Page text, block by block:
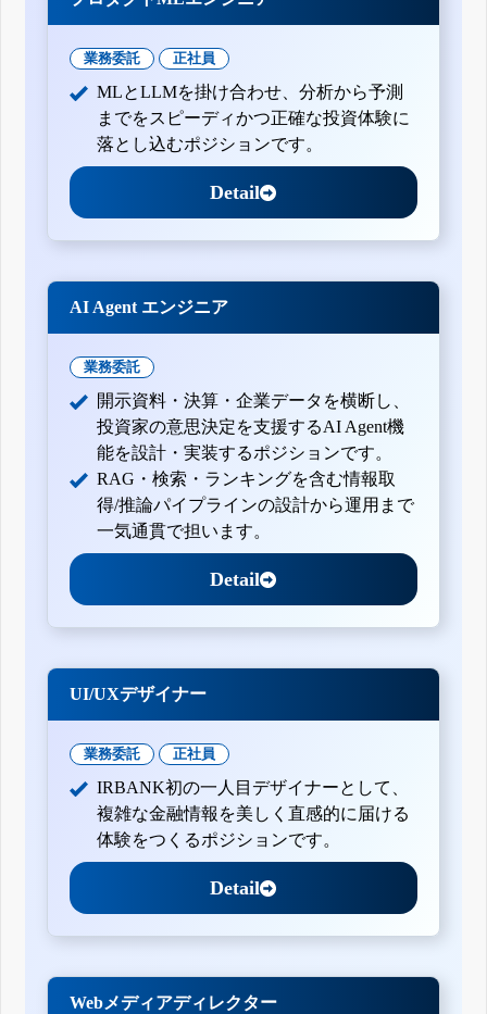
業務委託 正社員
MLとLLMを掛け合わせ、分析から予測
までをスピーディかつ正確な投資体験に
落とし込むポジションです。
Detail
AI Agent エンジニア
業務委託
開示資料・決算・企業データを横断し、
投資家の意思決定を支援するAI Agent機
能を設計・実装するポジションです。
RAG・検索・ランキングを含む情報取
得/推論パイプラインの設計から運用まで
一気通貫で担います。
Detail
UI/UXデザイナー
業務委託 正社員
IRBANK初の一人目デザイナーとして、
複雑な金融情報を美しく直感的に届ける
体験をつくるポジションです。
Detail
Webメディアディレクター